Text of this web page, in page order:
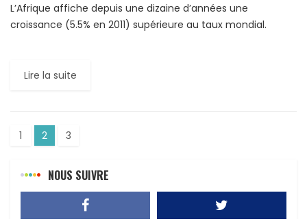
L’Afrique affiche depuis une dizaine d’années une
croissance (5.5% en 2011) supérieure au taux mondial.
Lire la suite
1 2 3
NOUS SUIVRE